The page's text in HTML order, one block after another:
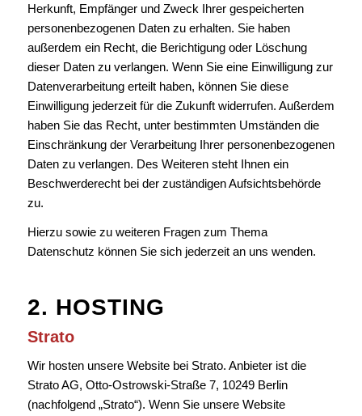
Herkunft, Empfänger und Zweck Ihrer gespeicherten
personenbezogenen Daten zu erhalten. Sie haben
außerdem ein Recht, die Berichtigung oder Löschung
dieser Daten zu verlangen. Wenn Sie eine Einwilligung zur
Datenverarbeitung erteilt haben, können Sie diese
Einwilligung jederzeit für die Zukunft widerrufen. Außerdem
haben Sie das Recht, unter bestimmten Umständen die
Einschränkung der Verarbeitung Ihrer personenbezogenen
Daten zu verlangen. Des Weiteren steht Ihnen ein
Beschwerderecht bei der zuständigen Aufsichtsbehörde
zu.
Hierzu sowie zu weiteren Fragen zum Thema
Datenschutz können Sie sich jederzeit an uns wenden.
2. HOSTING
Strato
Wir hosten unsere Website bei Strato. Anbieter ist die
Strato AG, Otto-Ostrowski-Straße 7, 10249 Berlin
(nachfolgend „Strato“). Wenn Sie unsere Website